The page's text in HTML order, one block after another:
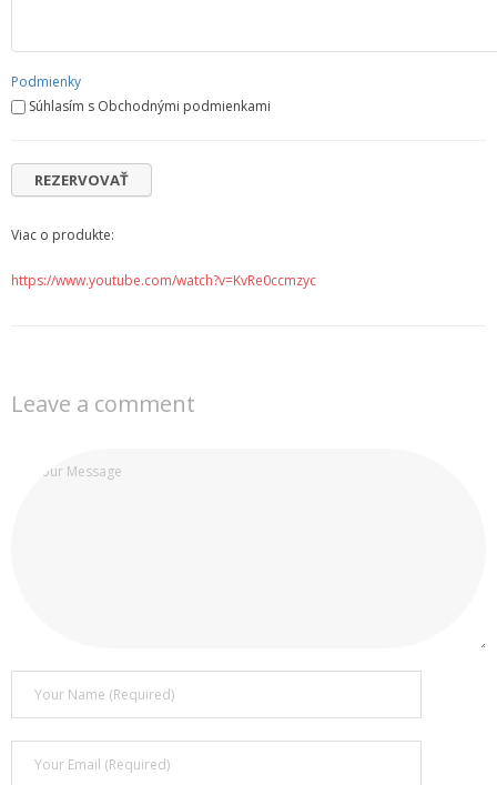
Podmienky
Súhlasím s Obchodnými podmienkami
Viac o produkte:
https://www.youtube.com/watch?v=KvRe0ccmzyc
Leave a comment